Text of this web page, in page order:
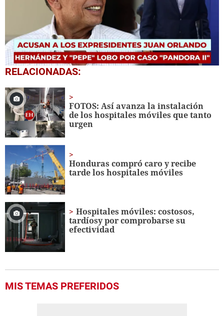
0
seconds
4
minutes,
38
seconds
RELACIONADAS:
FOTOS: Así avanza la instalación
de los hospitales móviles que tanto
urgen
Honduras compró caro y recibe
tarde los hospitales móviles
Hospitales móviles: costosos,
tardíosy por comprobarse su
efectividad
MIS TEMAS PREFERIDOS